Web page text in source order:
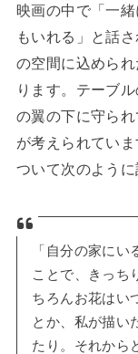
映画の中で「一
もいれる」と話
の空間に込めら
ります。テーブ
の翼の下に守ら
が考えられてい
ついて次のように
「自分の家に
ことで、きっち
ちろんお花はい
とか、私が描い
たり。それから